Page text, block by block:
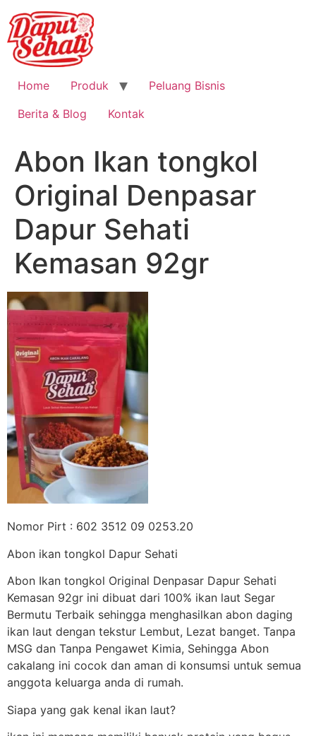
Home Produk
Peluang Bisnis
Berita & Blog
Kontak
Abon Ikan tongkol
Original Denpasar
Dapur Sehati
Kemasan 92gr
Nomor Pirt : 602 3512 09 0253.20
Abon ikan tongkol Dapur Sehati
Abon Ikan tongkol Original Denpasar Dapur Sehati
Kemasan 92gr ini dibuat dari 100% ikan laut Segar
Bermutu Terbaik sehingga menghasilkan abon daging
ikan laut dengan tekstur Lembut, Lezat banget. Tanpa
MSG dan Tanpa Pengawet Kimia, Sehingga Abon
cakalang ini cocok dan aman di konsumsi untuk semua
anggota keluarga anda di rumah.
Siapa yang gak kenal ikan laut?